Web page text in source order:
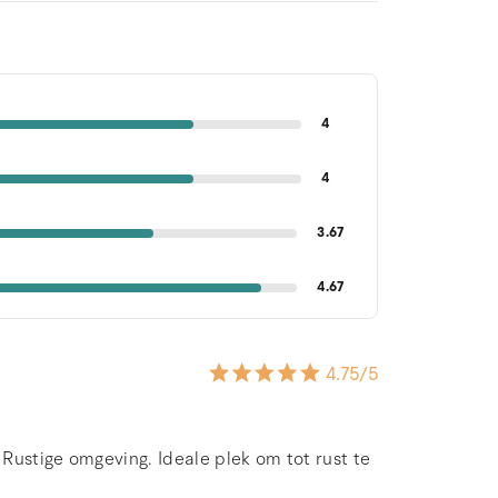
4
4
3.67
4.67
4.75/5
omgeving. Ideale plek om tot rust te